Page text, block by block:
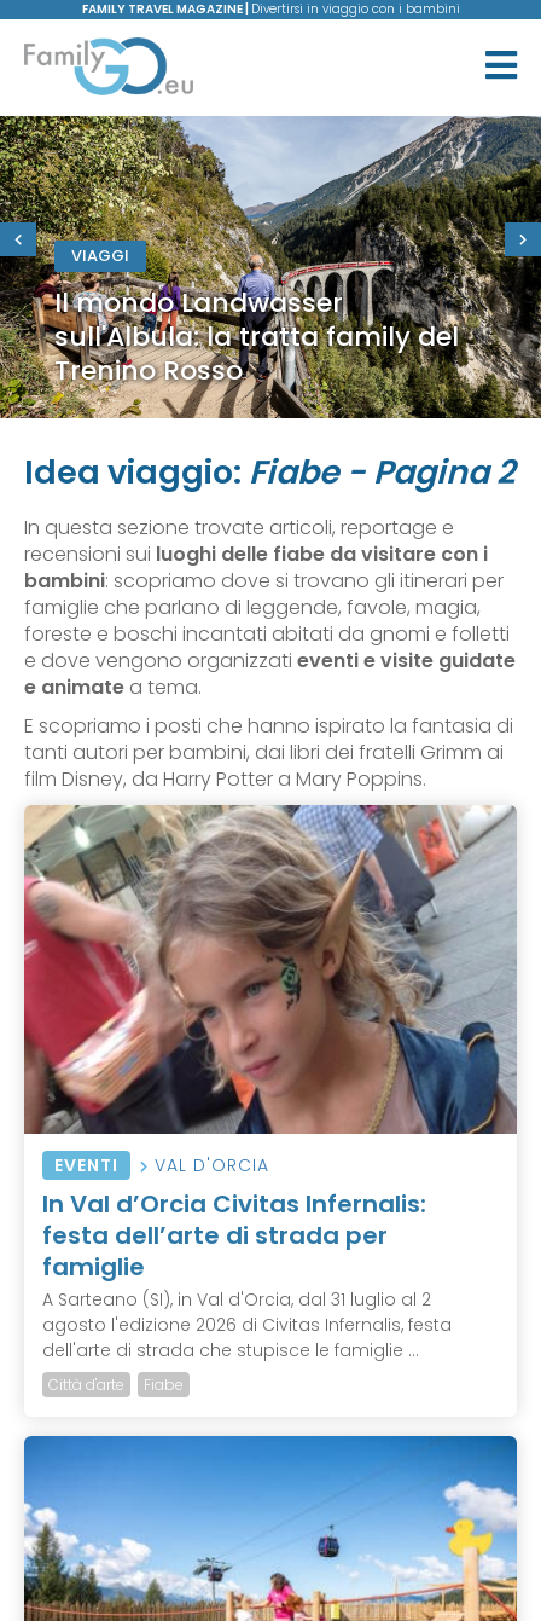
FAMILY TRAVEL MAGAZINE | Divertirsi in viaggio con i bambini
VIAGGI
Il mondo Landwasser
sull'Albula: la tratta family del
Trenino Rosso
Idea viaggio: Fiabe - Pagina 2
In questa sezione trovate articoli, reportage e
recensioni sui luoghi delle fiabe da visitare con i
bambini: scopriamo dove si trovano gli itinerari per
famiglie che parlano di leggende, favole, magia,
foreste e boschi incantati abitati da gnomi e folletti
e dove vengono organizzati eventi e visite guidate
e animate a tema.
E scopriamo i posti che hanno ispirato la fantasia di
tanti autori per bambini, dai libri dei fratelli Grimm ai
film Disney, da Harry Potter a Mary Poppins.
EVENTI VAL D'ORCIA
In Val d’Orcia Civitas Infernalis:
festa dell’arte di strada per
famiglie
A Sarteano (SI), in Val d'Orcia, dal 31 luglio al 2
agosto l'edizione 2026 di Civitas Infernalis, festa
dell'arte di strada che stupisce le famiglie ...
Città d'arte Fiabe